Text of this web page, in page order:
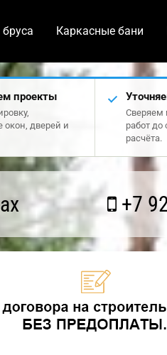
бруса Каркасные бани
проекты
окон, дверей и
Сверяем
работ до
расчёта.
+7